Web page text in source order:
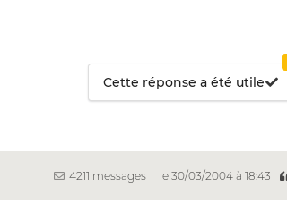
Cette réponse a été utile
4211 messages le 30/03/2004 à 18:43